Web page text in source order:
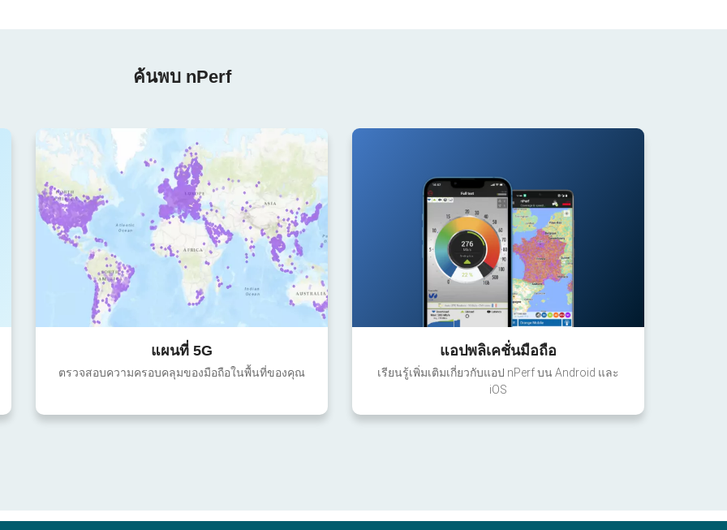
ค้นพบ nPerf
แผนที่ 5G
ตรวจสอบความครอบคลุมของมือถือในพื้นที่ของคุณ
แอปพลิเคชั่นมือถือ
เรียนรู้เพิ่มเติมเกี่ยวกับแอป nPerf บน Android และ
iOS